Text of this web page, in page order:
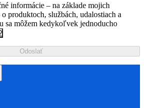
informácie – na základe mojich
produktoch, službách, udalostiach a
sa môžem kedykoľvek jednoducho
Odoslať